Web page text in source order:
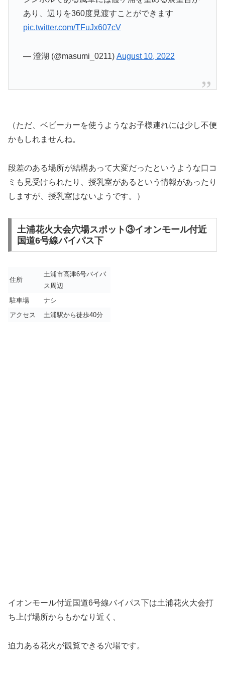
あり、辺りを360度見渡すことができます
pic.twitter.com/TFuJx607cV
— 澄湖 (@masumi_0211) August 10, 2022
（ただ、ベビーカーを使うようなお子様連れには少し不便
かもしれませんね。
段差のある場所が結構あって大変だったというような口コ
ミも見受けられたり、授乳室があるという情報があったり
しますが、授乳室はないようです。）
土浦花火大会穴場スポット③イオンモール付近
国道6号線バイパス下
住所
土浦市高津6号バイパ
ス周辺
駐車場
ナシ
アクセス
土浦駅から徒歩40分
イオンモール付近国道6号線バイパス下は土浦花火大会打
ち上げ場所からもかなり近く、
迫力ある花火が観覧できる穴場です。